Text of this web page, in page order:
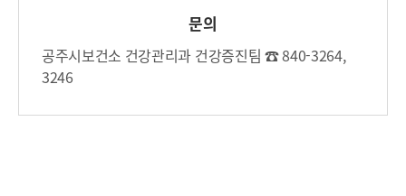
문의
공주시보건소 건강관리과 건강증진팀 ☎ 840-3264,
3246